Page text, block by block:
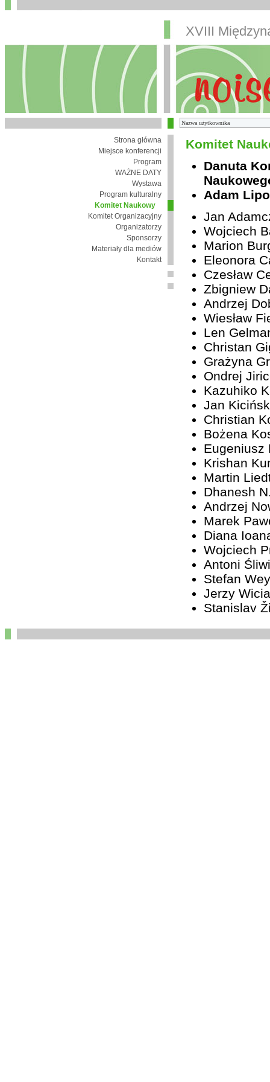
XVIII
Strona główna
Miejsce konferencji
Program
WAŻNE DATY
Wystawa
Program kulturalny
Komitet Naukowy
Komitet Organizacyjny
Organizatorzy
Sponsorzy
Materiały dla mediów
Kontakt
Komitet
Danuta
Adam
Jan
Wojciech
Marion
Eleonora
Czesław
Zbigniew
Andrzej
Wiesław
Len
Christan
Grażyna
Ondrej
Kazuhiko
Jan
Christian
Bożena
Eugeniusz
Krishan
Martin
Dhanesh
Andrzej
Marek
Diana
Wojciech
Antoni
Stefan
Jerzy
Stanislav